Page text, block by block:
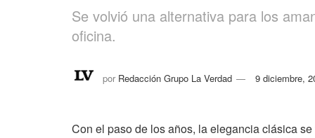
Se volvió una alternativa para los
oficina.
por Redacción Grupo La Verdad 9 diciembre,
Con el paso de los años, la elegancia clásica